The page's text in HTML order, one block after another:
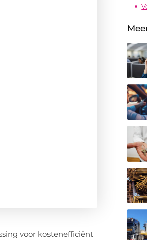
voor kostenefficiënt